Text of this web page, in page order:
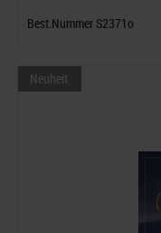
Best.Nummer S2371o
Neuheit